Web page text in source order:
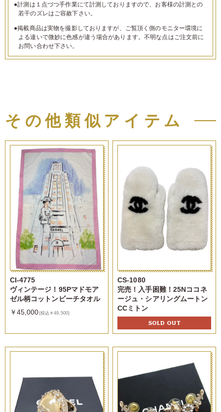
●計測は１点づつ手作業にて計測しておりますので、お客様の計測との
若干のズレはご容赦下さい。
●掲載商品は実物を撮影しておりますが、ご覧頂く側のモニター環境に
よる違いで微妙に色感が違う場合があります。不明な点はご注文前に
お問い合わせ下さい。
その他類似アイテム
CI-4775
ヴィンテージ！95Pマドモア
ゼル柄コットンビーチタオル
￥45,000(税込￥49,500)
CS-1080
完売！入手困難！25Nココネ
ージュ・シアリングムートン
CCミトン
SOLD OUT